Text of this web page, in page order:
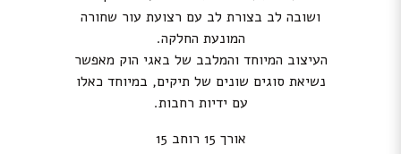
ושובה לב בצורת לב עם רצועת עור שחורה
המונעת החלקה.
העיצוב המיוחד והמלבב של באגי הוק מאפשר
נשיאת סוגים שונים של תיקים, במיוחד כאלו
עם ידיות רחבות.
אורך 15 רוחב 15